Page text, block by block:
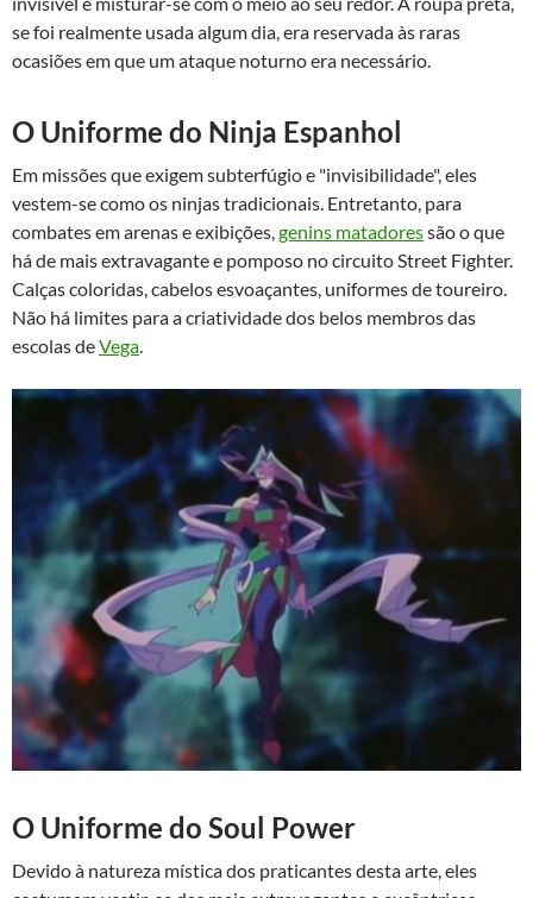
se foi realmente usada algum dia, era reservada às raras
ocasiões em que um ataque noturno era necessário.
O Uniforme do Ninja Espanhol
Em missões que exigem subterfúgio e "invisibilidade", eles
vestem-se como os ninjas tradicionais. Entretanto, para
combates em arenas e exibições, genins matadoressão o que
há de mais extravagante e pomposo no circuito Street Fighter.
Calças coloridas, cabelos esvoaçantes, uniformes de toureiro.
Não há limites para a criatividade dos belos membros das
escolas deVega
O Uniforme do Soul Power
Devido à natureza mística dos praticantes desta arte, eles